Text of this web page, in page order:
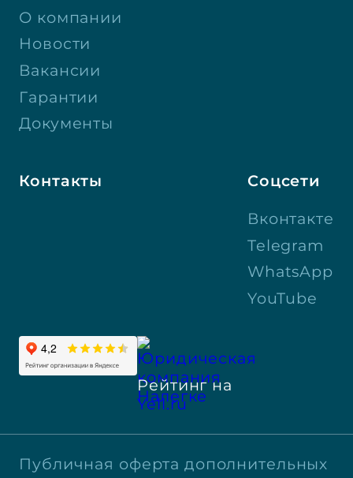
О компании
Новости
Вакансии
Гарантии
Документы
Контакты Соцсети
Вконтакте
Telegram
WhatsApp
YouTube
Рейтинг на
Yell.ru
Публичная оферта дополнительных